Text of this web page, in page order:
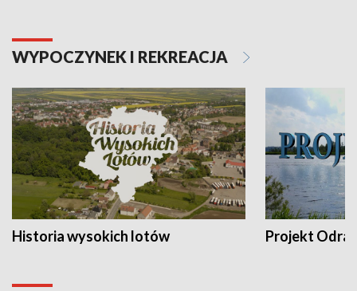
WYPOCZYNEK I REKREACJA
Historia wysokich lotów Projekt Odra